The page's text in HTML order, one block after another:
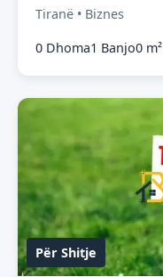
Tiranë • Biznes
0 Dhoma1 Banjo0 m²
Për Shitje